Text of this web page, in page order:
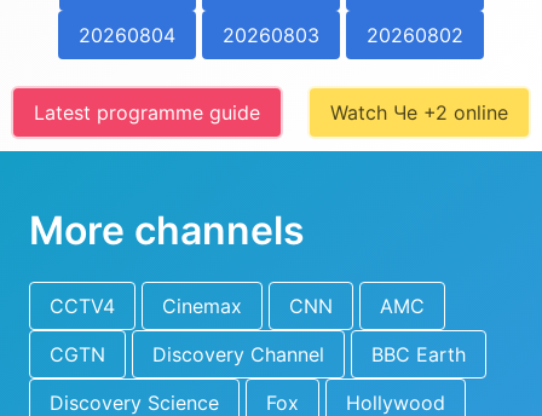
20260804
20260803 20260802
Latest programme guide Watch Че +2 online
More channels
CCTV4 Cinemax CNN
AMC
CGTN
Discovery Channel
BBC Earth
Discovery Science
Fox
Hollywood